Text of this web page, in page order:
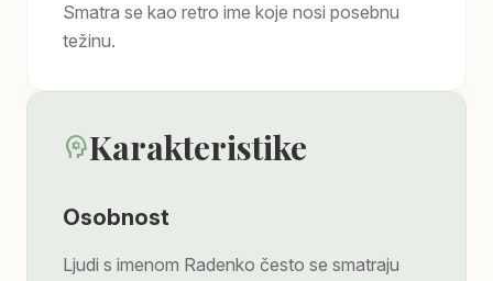
Smatra se kao retro ime koje nosi posebnu
težinu.
psychologyKarakteristike
Osobnost
Ljudi s imenom Radenko često se smatraju